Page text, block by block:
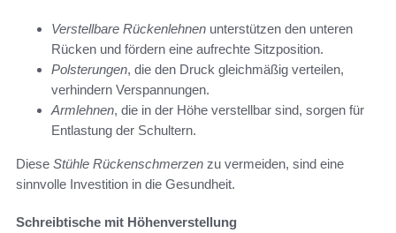
Verstellbare Rückenlehnen unterstützen den unteren
Rücken und fördern eine aufrechte Sitzposition.
Polsterungen, die den Druck gleichmäßig verteilen,
verhindern Verspannungen.
Armlehnen, die in der Höhe verstellbar sind, sorgen für
Entlastung der Schultern.
Diese Stühle Rückenschmerzen zu vermeiden, sind eine
sinnvolle Investition in die Gesundheit.
Schreibtische mit Höhenverstellung